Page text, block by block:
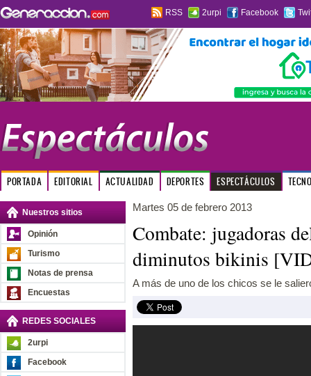
RSS 2urpi Facebook
PORTADA EDITORIAL ACTUALIDAD DEPORTES ESPECTÁCULOS
Nuestros sitios
Opinión
Turismo
Notas de prensa
Encuestas
REDES SOCIALES
2urpi
Facebook
Martes 05 de febrero 2013
Combate: jugadoras
diminutos bikinis
A más de uno de los chicos se le